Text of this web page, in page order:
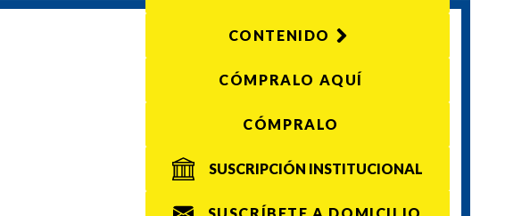
CONTENIDO
CÓMPRALO AQUÍ
CÓMPRALO
SUSCRIPCIÓN INSTITUCIONAL